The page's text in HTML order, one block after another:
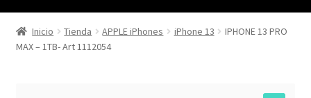
HOME
TIENDA
Inicio Tienda APPLE iPhones iPhone 13
IPHONE 13 PRO
MAX – 1TB- Art 1112054